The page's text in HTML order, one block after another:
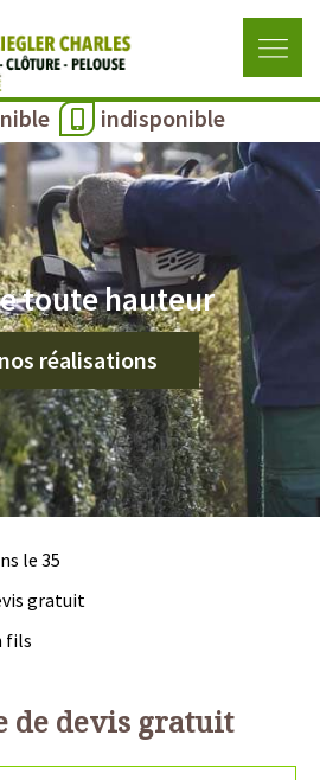
indisponible
toute hauteur
réalisations
le 35
gratuit
fils
de devis gratuit